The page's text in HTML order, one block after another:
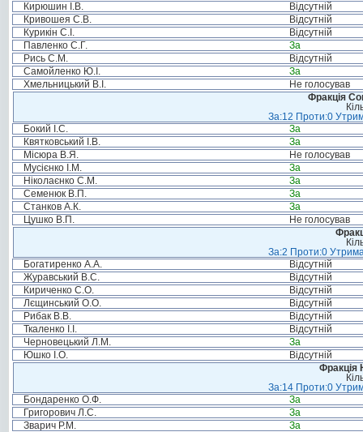
Кирюшин І.В.
Відсутній
Кривошея С.В.
Відсутній
Курикін С.І.
Відсутній
Павленко С.Г.
За
Рись С.М.
Відсутній
Самойленко Ю.І.
За
Хмельницький В.І.
Не голосував
Фракція
За:12 Проти:0
Бокий І.С.
За
Квятковський І.В.
За
Місюра В.Я.
Не голосував
Мусієнко І.М.
За
Ніколаєнко С.М.
За
Семенюк В.П.
За
Станков А.К.
За
Цушко В.П.
Не голосував
За:2 Проти:0
Богатиренко А.А.
Відсутній
Журавський В.С.
Відсутній
Кириченко С.О.
Відсутній
Лєщинський О.О.
Відсутній
Рибак В.В.
Відсутній
Ткаленко І.І.
Відсутній
Черновецький Л.М.
За
Юшко І.О.
Відсутній
Фракція
За:14 Проти:0
Бондаренко О.Ф.
За
Григорович Л.С.
За
Зварич Р.М.
За